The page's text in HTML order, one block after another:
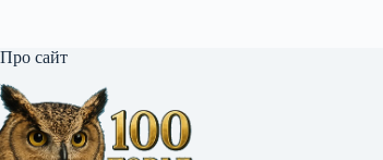
Про сайт